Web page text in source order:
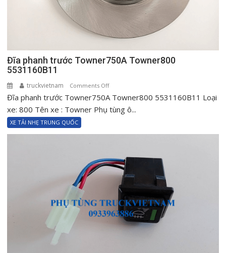
Đĩa phanh trước Towner750A Towner800
5531160B11
truckvietnam Comments Offon
Đĩa
phanh
Đĩa phanh trước Towner750A Towner800 5531160B11 Loại
xe: 800 Tên xe : Towner Phụ tùng ô...
XE TẢI NHẸ TRUNG QUỐC